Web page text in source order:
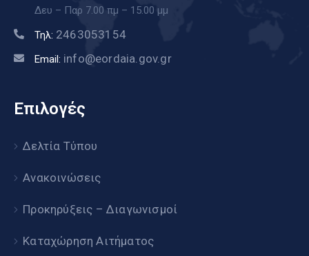
Δευ – Παρ 7.00 πμ – 15.00 μμ
Τηλ: 2463053154
Email: info@eordaia.gov.gr
Επιλογές
Δελτία Τύπου
Ανακοινώσεις
Προκηρύξεις – Διαγωνισμοί
Καταχώρηση Αιτήματος